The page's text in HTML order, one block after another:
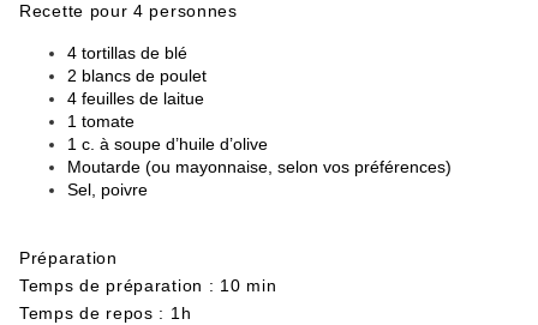
Recette pour 4 personnes
4 tortillas de blé
2 blancs de poulet
4 feuilles de laitue
1 tomate
1 c. à soupe d’huile d’olive
Moutarde (ou mayonnaise, selon vos préférences)
Sel, poivre
Préparation
Temps de préparation : 10 min
Temps de repos : 1h